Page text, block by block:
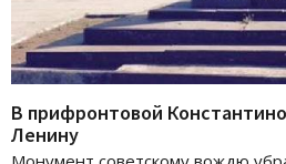
В прифронтовой
Ленину